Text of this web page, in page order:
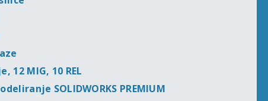
12 MIG, 10 REL
SOLIDWORKS PREMIUM